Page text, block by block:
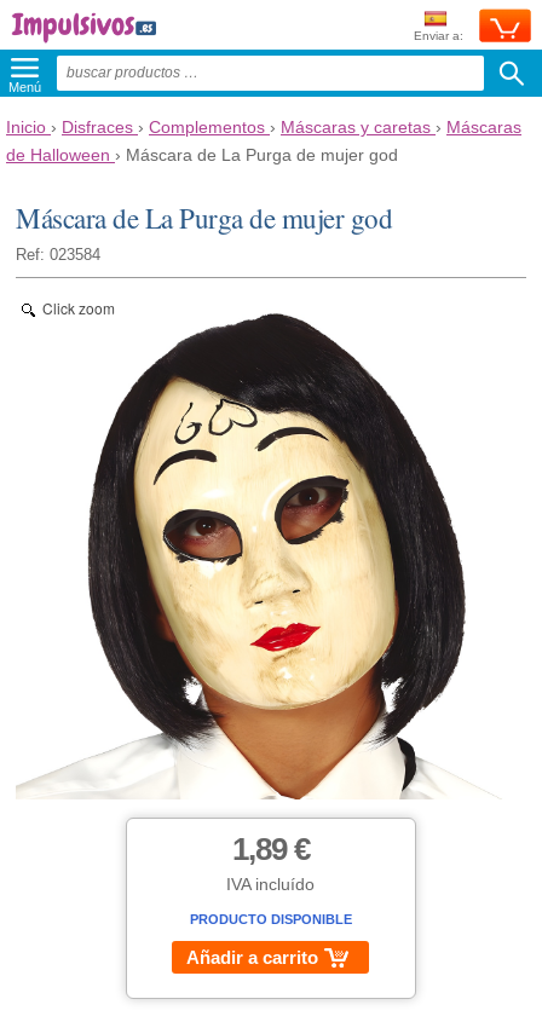
Enviar a:
Menú
Inicio › Disfraces › Complementos › Máscaras y caretas › Máscaras
de Halloween › Máscara de La Purga de mujer god
Máscara de La Purga de mujer god
Ref: 023584
Click zoom
1,89 €
IVA incluído
PRODUCTO DISPONIBLE
Añadir a carrito